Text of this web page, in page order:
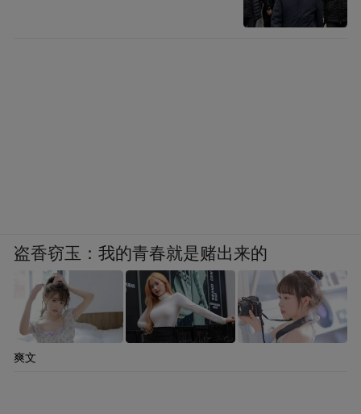
盗香窃玉：我的青春就是赌出来的
爽文